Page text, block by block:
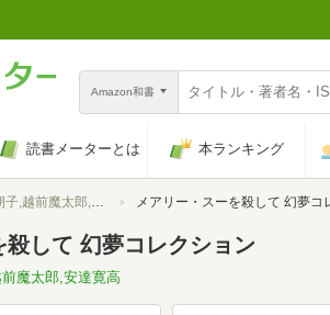
Amazon和書
読書メーターとは 本ランキング
魔太郎,安達寛高 メアリー・スーを殺して 幻夢コレクショ
殺して 幻夢コレクション
魔太郎,安達寛高